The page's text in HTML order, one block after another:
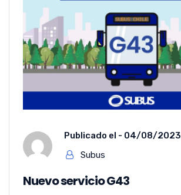
Publicado el - 04/08/2023
Subus
Nuevo servicio G43